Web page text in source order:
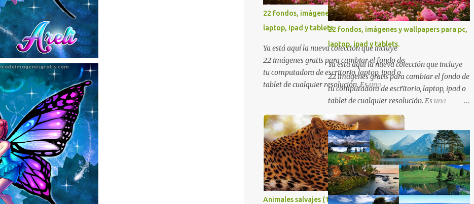
distancia. -José Luis
22 fondos, imágenes y wallpapers para pc,
laptop, ipad y tablets.
Ya está aquí la nueva colección que incluye
22 imágenes gratis para cambiar el fondo de
tu computadora de escritorio, laptop, ipad o
tablet de cualquier resolución. Es una
excelente colección de fondos sobre diversas
encontrarás más de una que se adapte a tus
preferencias. Saludos en la distancia. Nos
leemos en nuestra próxima entrega. P.D. No
olviden utilizar los botones que aparecen
sobre cada imagen para compartir estos
fondos en las redes sociales con todos sus
amigos. Gracias.
Animales salvajes (16 fotografías en alta
22 fondos, imágenes y wallpapers para pc,
laptop, ipad y tablets.
Ya está aquí la nueva colección que incluye
22 imágenes gratis para cambiar el fondo de
tu computadora de escritorio, laptop, ipad o
tablet de cualquier resolución. Es una
excelente colección de fondos sobre diversas
temáticas en las que seguramente
encontrarás más de una que se adapte a tus
preferencias. Saludos en la distancia. Nos
leemos en nuestra próxima entrega. P.D. No
olviden utilizar los botones que aparecen
sobre cada imagen para compartir estos
fondos en las redes sociales con todos sus